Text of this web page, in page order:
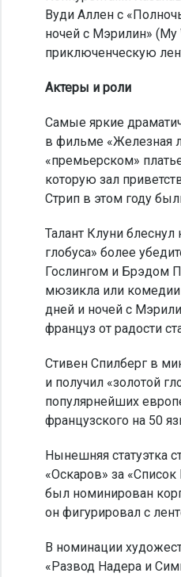
Вуди Аллен с
ночей с Мэрилин»
приключенческую
Актеры и роли
Самые яркие
в фильме «Железная
«премьерском»
которую зал
Стрип в этом году
Талант Клуни
глобуса» более
Гослингом и Брэдом
мюзикла или комедии
дней и ночей с
француз от радости
Стивен Спилберг в
и получил «золотой
популярнейших
французского на 50
Нынешняя статуэтка
«Оскаров» за
был номинирован
он фигурировал с
В номинации
«Развод Надера и